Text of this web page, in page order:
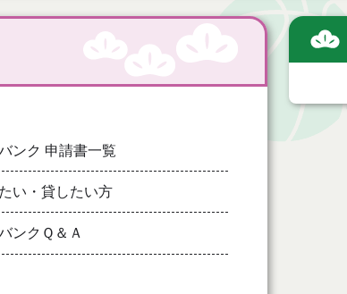
ンク 申請書一覧
い・貸したい方
ンクＱ＆Ａ